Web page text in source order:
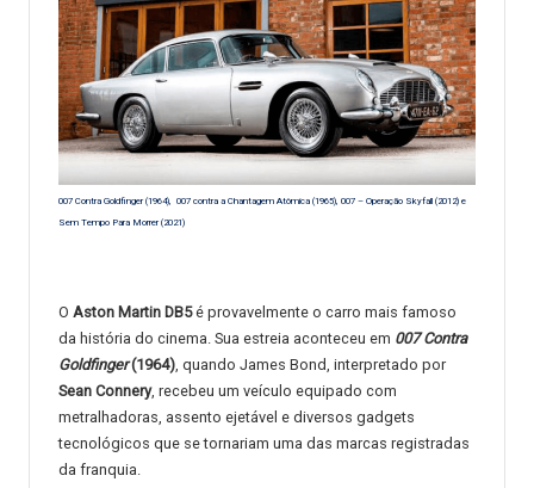
007 Contra Goldfinger (1964), 007 contra a Chantagem Atômica (1965), 007 – Operação Skyfall (2012) e
Sem Tempo Para Morrer (2021)
O Aston Martin DB5é provavelmente o carro mais famoso
da história do cinema. Sua estreia aconteceu em 007 Contra
Goldfinger(1964), quando James Bond, interpretado por
Sean Connery, recebeu um veículo equipado com
metralhadoras, assento ejetável e diversos gadgets
tecnológicos que se tornariam uma das marcas registradas
da franquia.